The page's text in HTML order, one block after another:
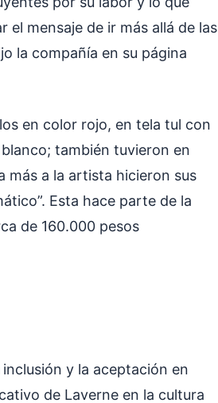
el mensaje de ir más allá de las
la compañía en su página
en color rojo, en tela tul con
también tuvieron en
más a la artista hicieron sus
Esta hace parte de la
de 160.000 pesos
y la aceptación en
de Laverne en la cultura